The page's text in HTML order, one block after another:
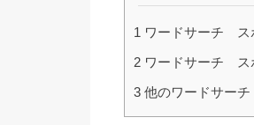
1 ワードサーチ ス
2ワードサーチ ス
3他のワードサーチ